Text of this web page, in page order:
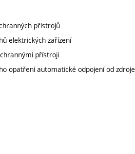
přístrojů
elektrických zařízení
přístroji
opatření automatické odpojení od zdroje